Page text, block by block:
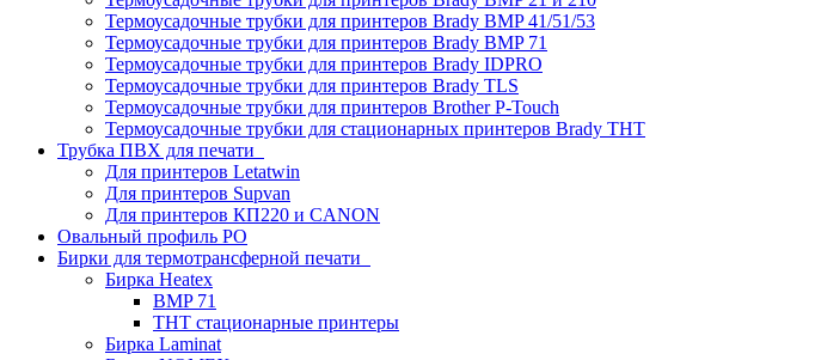
Термоусадочные трубки для принтеров Brady BMP 41/51/53
Термоусадочные трубки для принтеров Brady BMP 71
Термоусадочные трубки для принтеров Brady IDPRO
Термоусадочные трубки для принтеров Brady TLS
Термоусадочные трубки для принтеров Brother P-Touch
Термоусадочные трубки для стационарных принтеров Brady THT
Трубка ПВХ для печати
Для принтеров Letatwin
Для принтеров Supvan
Для принтеров КП220 и CANON
Овальный профиль PO
Бирки для термотрансферной печати
Бирка Heatex
BMP 71
THT стационарные принтеры
Бирка Laminat